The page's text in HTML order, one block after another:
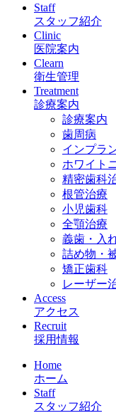
Staff
スタッフ紹介
Clinic
医院案内
Clearn
衛生管理
Treatment
診療案内
診療案内
歯周病
インプラ
ホワイト
精密歯科
根管治療
小児歯科
全顎治療
義歯・入
詰め物・
矯正歯科
レーザー
Access
アクセス
Recruit
採用情報
Home
ホーム
Staff
スタッフ紹介